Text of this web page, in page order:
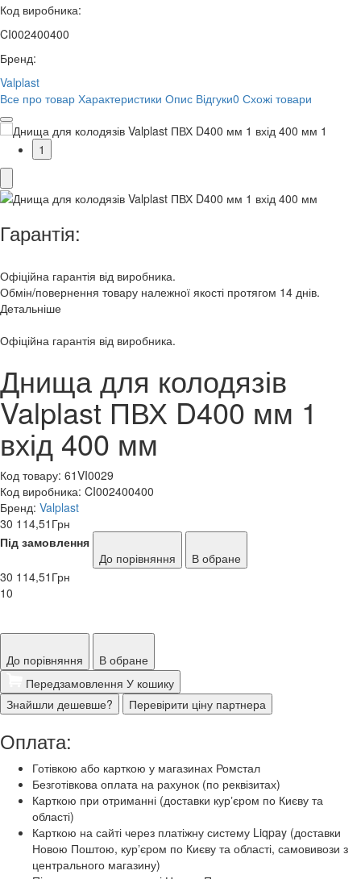
Код виробника:
CI002400400
Бренд:
Valplast
Все про товар Характеристики Опис Відгуки0 Схожі товари
1
Гарантія:
Офіційна гарантія від виробника.
Обмін/повернення товару належної якості протягом 14 днів.
Детальніше
Офіційна гарантія від виробника.
Днища для колодязів
Valplast ПВХ D400 мм 1
вхід 400 мм
Код товару: 61VI0029
Код виробника: CI002400400
Бренд: Valplast
30 114,51 Грн
Під замовлення
До порівняння
В обране
30 114,51 Грн
10
До порівняння
В обране
Передзамовлення У кошику
Знайшли дешевше?
Перевірити ціну партнера
Оплата:
Готівкою або карткою у магазинах Ромстал
Безготівкова оплата на рахунок (по реквізитах)
Карткою при отриманні (доставки курʼєром по Києву та
області)
Карткою на сайті через платіжну систему Liqpay (доставки
Новою Поштою, курʼєром по Києву та області, самовивози з
центрального магазину)